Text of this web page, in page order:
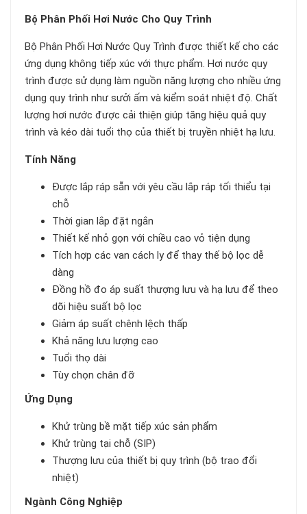
Bộ Phân Phối Hơi Nước Cho Quy Trình
Bộ Phân Phối Hơi Nước Quy Trình được thiết kế cho các
ứng dụng không tiếp xúc với thực phẩm. Hơi nước quy
trình được sử dụng làm nguồn năng lượng cho nhiều ứng
dụng quy trình như sưởi ấm và kiểm soát nhiệt độ. Chất
lượng hơi nước được cải thiện giúp tăng hiệu quả quy
trình và kéo dài tuổi thọ của thiết bị truyền nhiệt hạ lưu.
Tính Năng
Được lắp ráp sẵn với yêu cầu lắp ráp tối thiểu tại
chỗ
Thời gian lắp đặt ngắn
Thiết kế nhỏ gọn với chiều cao vỏ tiện dụng
Tích hợp các van cách ly để thay thế bộ lọc dễ
dàng
Đồng hồ đo áp suất thượng lưu và hạ lưu để theo
dõi hiệu suất bộ lọc
Giảm áp suất chênh lệch thấp
Khả năng lưu lượng cao
Tuổi thọ dài
Tùy chọn chân đỡ
Ứng Dụng
Khử trùng bề mặt tiếp xúc sản phẩm
Khử trùng tại chỗ (SIP)
Thượng lưu của thiết bị quy trình (bộ trao đổi
nhiệt)
Ngành Công Nghiệp